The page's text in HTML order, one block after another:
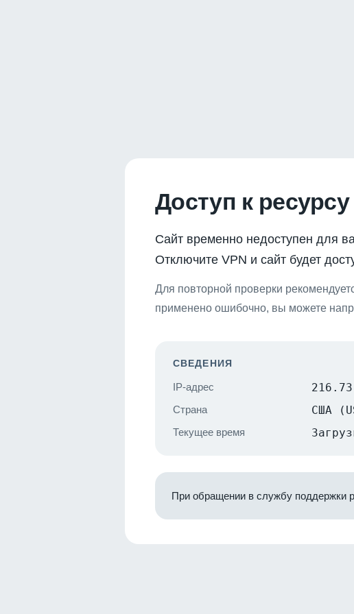
Доступ к
Сайт временно недоступен для
Отключите VPN и сайт будет
Для повторной проверки
применено ошибочно, вы можете
СВЕДЕНИЯ
IP-адрес
Страна США
Текущее время
При обращении в службу поддержки